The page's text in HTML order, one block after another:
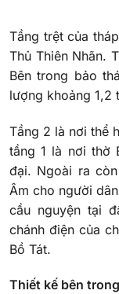
Tầng trệt của
Thủ Thiên Nhãn.
Bên trong bảo
lượng khoảng 1,2
Tầng 2 là nơi thể
tầng 1 là nơi thờ
đại. Ngoài ra
Âm cho người
cầu nguyện tại
chánh điện của
Bồ Tát.
Thiết kế bên